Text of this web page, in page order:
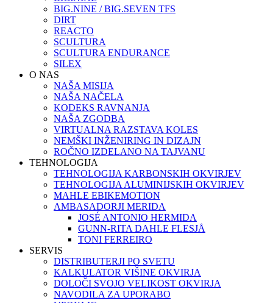
BIG.NINE / BIG.SEVEN TFS
DIRT
REACTO
SCULTURA
SCULTURA ENDURANCE
SILEX
O NAS
NAŠA MISIJA
NAŠA NAČELA
KODEKS RAVNANJA
NAŠA ZGODBA
VIRTUALNA RAZSTAVA KOLES
NEMŠKI INŽENIRING IN DIZAJN
ROČNO IZDELANO NA TAJVANU
TEHNOLOGIJA
TEHNOLOGIJA KARBONSKIH OKVIRJEV
TEHNOLOGIJA ALUMINIJSKIH OKVIRJEV
MAHLE EBIKEMOTION
AMBASADORJI MERIDA
JOSÉ ANTONIO HERMIDA
GUNN-RITA DAHLE FLESJÅ
TONI FERREIRO
SERVIS
DISTRIBUTERJI PO SVETU
KALKULATOR VIŠINE OKVIRJA
DOLOČI SVOJO VELIKOST OKVIRJA
NAVODILA ZA UPORABO